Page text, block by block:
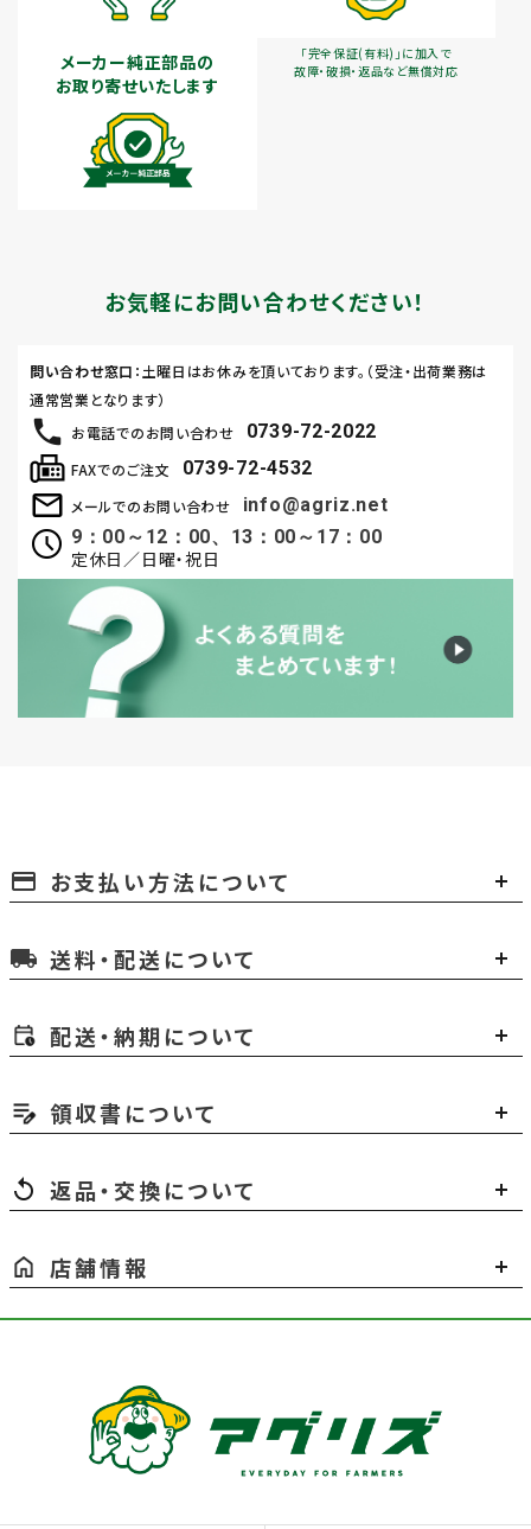
「完全保証(有料)」に加入で
故障・破損・返品など無償対応
メーカー純正部品の
お取り寄せいたします
お気軽にお問い合わせください！
お電話でのお問い合わせ 0739-72-2022
メールでのお問い合わせ
info@agriz.net
9：00～12：00、13：00～17：00
定休日／日曜・祝日
FAXでのご注文 0739-72-4532
問い合わせ窓口 ：土曜日はお休みを頂いております。（受注・出荷業務は
通常営業となります）
payment お支払い方法について
local_shipping 送料・配送について
配送・納期について
領収書について
返品・交換について
店舗情報